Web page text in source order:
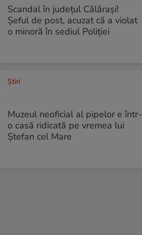
Scandal în județul Călărași!
Șeful de post, acuzat că a violat
o minoră în sediul Poliției
Ştiri
Muzeul neoficial al pipelor e într-
o casă ridicată pe vremea lui
Ştefan cel Mare